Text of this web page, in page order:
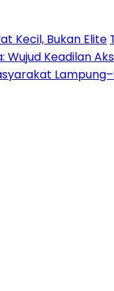
Kecil, Bukan Elite
Wujud Keadilan